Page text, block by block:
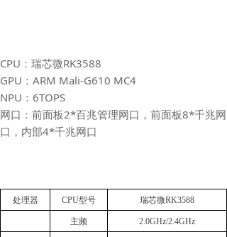
CPU：瑞芯微RK3588
GPU：ARM Mali-G610 MC4
NPU：6TOPS
网口：前面板2*百兆管理网口，前面板8*千兆网
口，内部4*千兆网口
处理器 CPU型号 瑞芯微RK3588
主频 2.0GHz/2.4GHz